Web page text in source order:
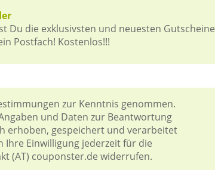
Du die exklusivsten und neuesten Gutscheine
Postfach! Kostenlos!!!
zur Kenntnis genommen.
und Daten zur Beantwortung
erhoben, gespeichert und verarbeitet
Ihre Einwilligung jederzeit für die
(AT) couponster.de widerrufen.